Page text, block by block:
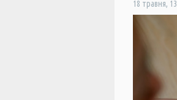
18 травня,